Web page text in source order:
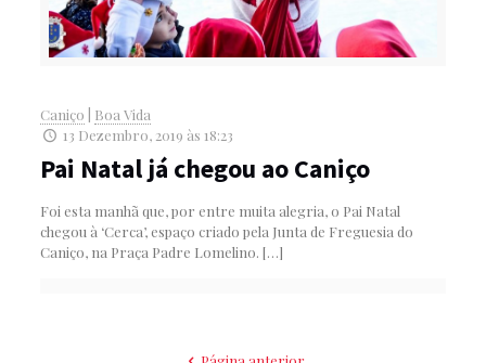
Caniço
Boa Vida
13 Dezembro, 2019 às 18:23
Pai Natal já chegou ao Caniço
Foi esta manhã que, por entre muita alegria, o Pai Natal
chegou à ‘Cerca’, espaço criado pela Junta de Freguesia do
Caniço, na Praça Padre Lomelino. […]